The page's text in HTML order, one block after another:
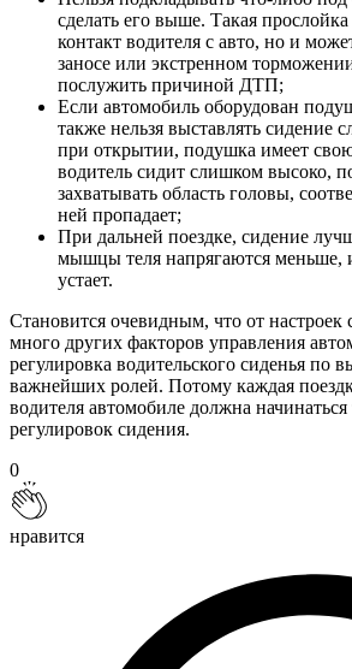
сделать его выше. Такая
контакт водителя с авто, но и
заносе или экстренном
послужить причиной ДТП;
Если автомобиль оборудован
также нельзя выставлять сидение
при открытии, подушка имеет
водитель сидит слишком высоко,
захватывать область головы,
ней пропадает;
При дальней поездке, сидение
мышцы теля напрягаются меньше,
устает.
Становится очевидным, что от настроек
много других факторов управления
регулировка водительского сиденья по
важнейших ролей. Потому каждая
водителя автомобиле должна начинаться
регулировок сидения.
0
нравится